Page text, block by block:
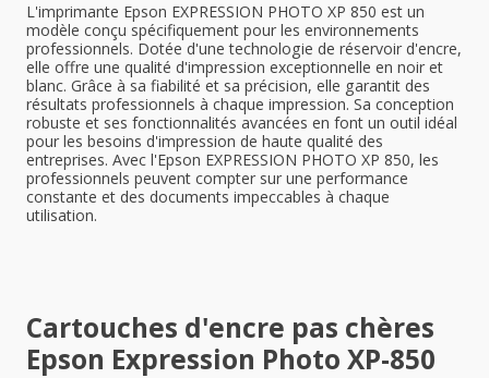
L'imprimante Epson EXPRESSION PHOTO XP 850 est un
modèle conçu spécifiquement pour les environnements
professionnels. Dotée d'une technologie de réservoir d'encre,
elle offre une qualité d'impression exceptionnelle en noir et
blanc. Grâce à sa fiabilité et sa précision, elle garantit des
résultats professionnels à chaque impression. Sa conception
robuste et ses fonctionnalités avancées en font un outil idéal
pour les besoins d'impression de haute qualité des
entreprises. Avec l'Epson EXPRESSION PHOTO XP 850, les
professionnels peuvent compter sur une performance
constante et des documents impeccables à chaque
utilisation.
Cartouches d'encre pas chères
Epson Expression Photo XP-850